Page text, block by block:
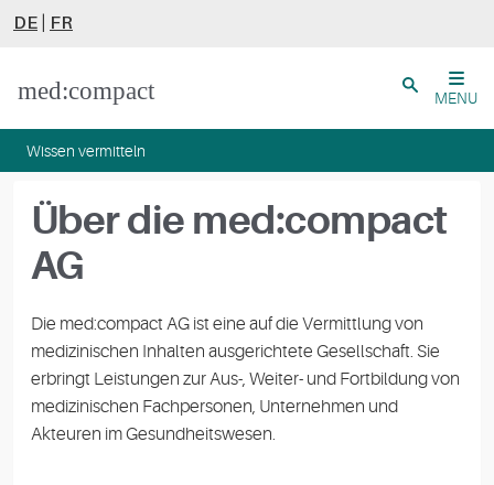
DE FR
MENU
Wissen vermitteln
Über die med:compact
AG
Die med:compact AG ist eine auf die Vermittlung von
medizinischen Inhalten ausgerichtete Gesellschaft. Sie
erbringt Leistungen zur Aus-, Weiter- und Fortbildung von
medizinischen Fachpersonen, Unternehmen und
Akteuren im Gesundheitswesen.